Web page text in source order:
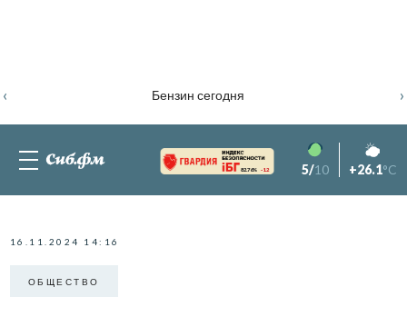
Бензин сегодня
‹ ›
82.76% -1.2 5/10 +26.1°C
16.11.2024 14:16
ОБЩЕСТВО